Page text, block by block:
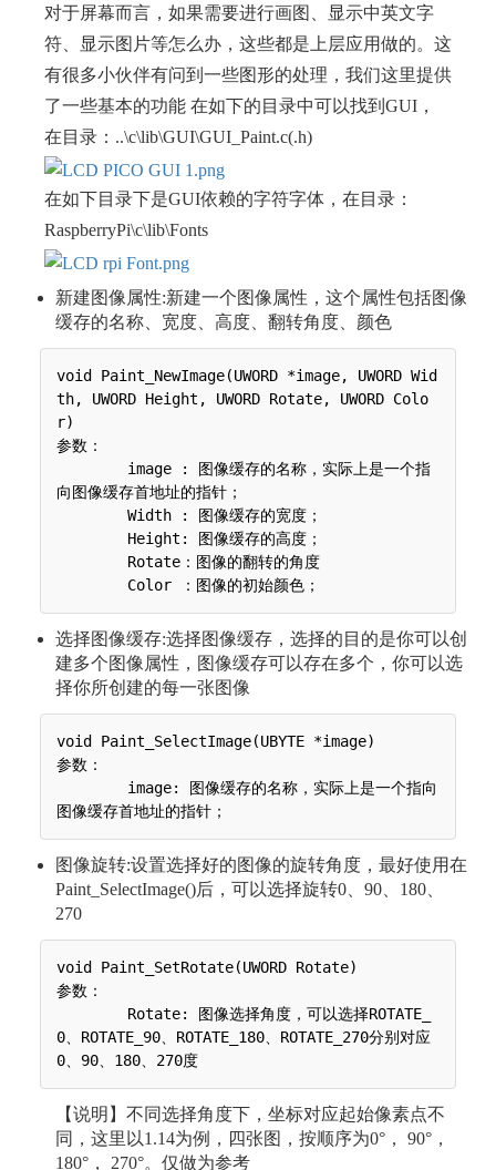
对于屏幕而言，如果需要进行画图、显示中英文字
符、显示图片等怎么办，这些都是上层应用做的。这
有很多小伙伴有问到一些图形的处理，我们这里提供
了一些基本的功能 在如下的目录中可以找到GUI，
在目录：..\c\lib\GUI\GUI_Paint.c(.h)
在如下目录下是GUI依赖的字符字体，在目录：
RaspberryPi\c\lib\Fonts
新建图像属性:新建一个图像属性，这个属性包括图像
缓存的名称、宽度、高度、翻转角度、颜色
void Paint_NewImage(UWORD *image, UWORD Wid
th, UWORD Height, UWORD Rotate, UWORD Colo
r)
参数：
向图像缓存首地址的指针；
选择图像缓存:选择图像缓存，选择的目的是你可以创
建多个图像属性，图像缓存可以存在多个，你可以选
择你所创建的每一张图像
void Paint_SelectImage(UBYTE *image)
参数：
图像旋转:设置选择好的图像的旋转角度，最好使用在
Paint_SelectImage()后，可以选择旋转0、90、180、
270
void Paint_SetRotate(UWORD Rotate)
参数：
0、ROTATE_90、ROTATE_180、ROTATE_270分别对应
【说明】不同选择角度下，坐标对应起始像素点不
同，这里以1.14为例，四张图，按顺序为0°， 90°，
180°， 270°。仅做为参考